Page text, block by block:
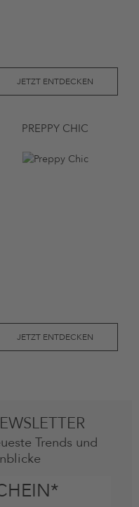
JETZT ENTDECKEN
PREPPY CHIC
JETZT ENTDECKEN
Trends und